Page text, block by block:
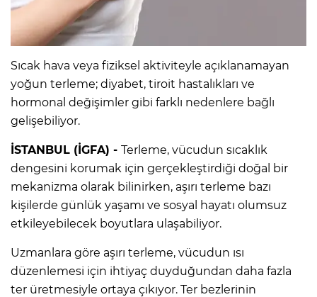
Sıcak hava veya fiziksel aktiviteyle açıklanamayan
yoğun terleme; diyabet, tiroit hastalıkları ve
hormonal değişimler gibi farklı nedenlere bağlı
gelişebiliyor.
İSTANBUL (İGFA) - Terleme, vücudun sıcaklık
dengesini korumak için gerçekleştirdiği doğal bir
mekanizma olarak bilinirken, aşırı terleme bazı
kişilerde günlük yaşamı ve sosyal hayatı olumsuz
etkileyebilecek boyutlara ulaşabiliyor.
Uzmanlara göre aşırı terleme, vücudun ısı
düzenlemesi için ihtiyaç duyduğundan daha fazla
ter üretmesiyle ortaya çıkıyor. Ter bezlerinin